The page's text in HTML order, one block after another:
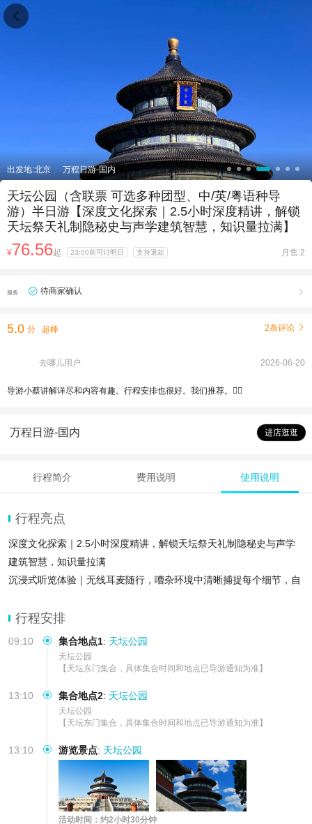
出发地:北京 万程日游-国内
天坛公园（含联票 可选多种团型、中/英/粤语种导
游）半日游【深度文化探索｜2.5小时深度精讲，解锁
天坛祭天礼制隐秘史与声学建筑智慧，知识量拉满】
¥76.56起 23:00前可订明日 支持退款 月售:2
服务 待商家确认 
5.0 分 超棒 2条评论 
去哪儿用户 2026-06-20
导游小蔡讲解详尽和内容有趣。行程安排也很好。我们推荐。👍🏻
万程日游-国内 进店逛逛
行程简介 费用说明 使用说明
行程亮点
深度文化探索｜2.5小时深度精讲，解锁天坛祭天礼制隐秘史与声学
建筑智慧，知识量拉满
沉浸式听览体验｜无线耳麦随行，嘈杂环境中清晰捕捉每个细节，自
多种团型可选｜可选15人/25人小团/私人导游，兼顾个性化互动与舒
适行程，告别走马观花
行程安排
09:10 集合地点1: 天坛公园
天坛公园
【天坛东门集合，具体集合时间和地点已导游通知为准】
13:10 集合地点2: 天坛公园
天坛公园
【天坛东门集合，具体集合时间和地点已导游通知为准】
13:10 游览景点: 天坛公园
活动时间：约2小时30分钟
